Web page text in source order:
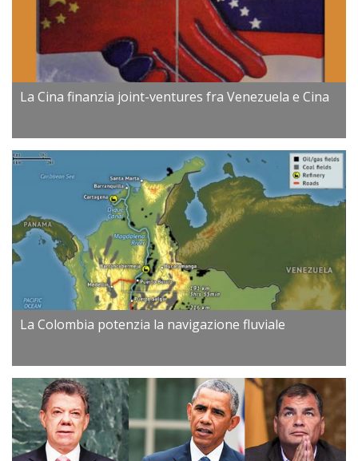
La Cina finanzia joint-ventures fra Venezuela e Cina
La Colombia potenzia la navigazione fluviale